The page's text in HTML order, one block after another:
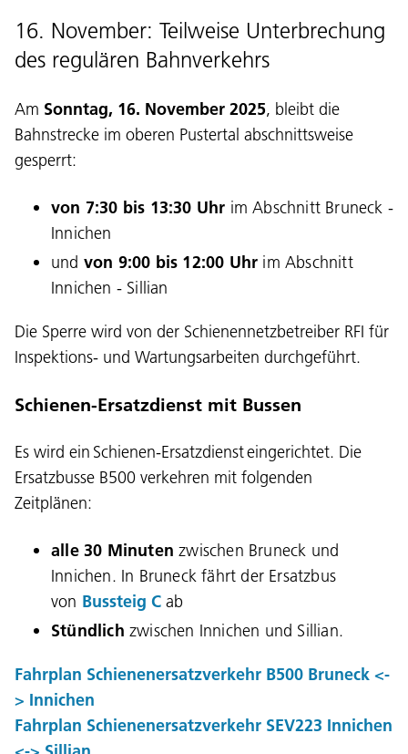
Sprache:
DEU
ITA LAD ENG
16. November: Teilweise Unterbrechung
des regulären Bahnverkehrs
Am Sonntag, 16. November 2025, bleibt die
Bahnstrecke im oberen Pustertal abschnittsweise
gesperrt:
von 7:30 bis 13:30 Uhr im Abschnitt Bruneck -
Innichen
und von 9:00 bis 12:00 Uhr im Abschnitt
Innichen - Sillian
Die Sperre wird von der Schienennetzbetreiber RFI für
Inspektions- und Wartungsarbeiten durchgeführt.
Schienen-Ersatzdienst mit Bussen
Es wird ein Schienen-Ersatzdienst eingerichtet. Die
Ersatzbusse B500 verkehren mit folgenden
Zeitplänen:
alle 30 Minuten zwischen Bruneck und
Innichen. In Bruneck fährt der Ersatzbus
von Bussteig Cab
Stündlich zwischen Innichen und Sillian.
Fahrplan Schienenersatzverkehr B500 Bruneck <-
> Innichen
Fahrplan Schienenersatzverkehr SEV223 Innichen